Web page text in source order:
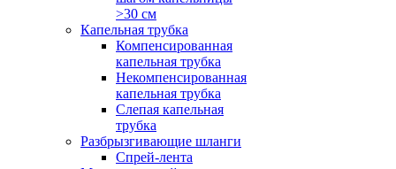
>30 см
Капельная трубка
Компенсированная
капельная трубка
Некомпенсированная
капельная трубка
Слепая капельная
трубка
Разбрызгивающие шланги
Спрей-лента